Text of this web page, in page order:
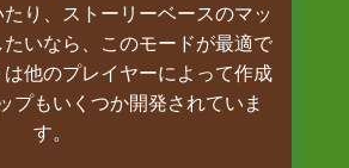
り、ストーリーベースのマッ
いなら、このモードが最適で
他のプレイヤーによって作成
プもいくつか開発されていま
す。